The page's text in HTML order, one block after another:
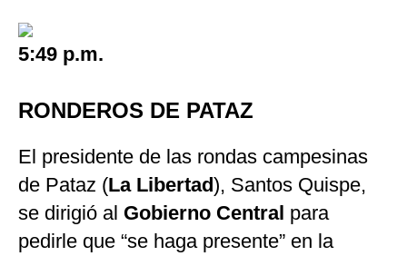
5:49 p.m.
RONDEROS DE PATAZ
El presidente de las rondas campesinas
de Pataz (La Libertad), Santos Quispe,
se dirigió al Gobierno Central para
pedirle que “se haga presente” en la